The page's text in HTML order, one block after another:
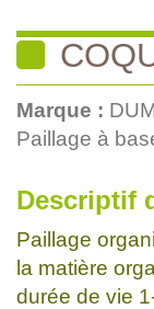
Marque :
Paillage à
Descriptif
Paillage
la matière
durée de vie